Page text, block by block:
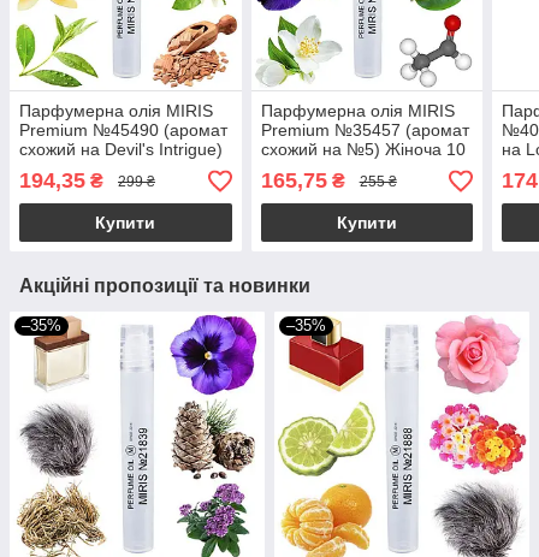
Парфумерна олія MIRIS
Premium №45490 (аромат
схожий на Devil's Intrigue)
Жіноча 10 ml
194,35 ₴ 299 ₴
Купити
Парфумерна олія MIRIS
Premium №35457 (аромат
схожий на №5) Жіноча 10
ml
165,75₴ 255 ₴
Купити
на
Акційні пропозиції та новинки
–35% –35%